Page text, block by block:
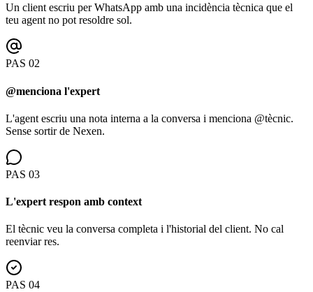
Un client escriu per WhatsApp amb una incidència tècnica que el
teu agent no pot resoldre sol.
PAS 02
@menciona l'expert
L'agent escriu una nota interna a la conversa i menciona @tècnic.
Sense sortir de Nexen.
PAS 03
L'expert respon amb context
El tècnic veu la conversa completa i l'historial del client. No cal
reenviar res.
PAS 04